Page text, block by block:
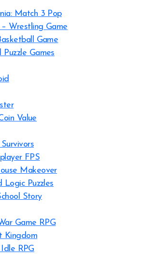
Match 3 Pop
Wrestling Game
Game
Games
Value
FPS
Makeover
Logic Puzzles
Story
Game RPG
Kingdom
RPG